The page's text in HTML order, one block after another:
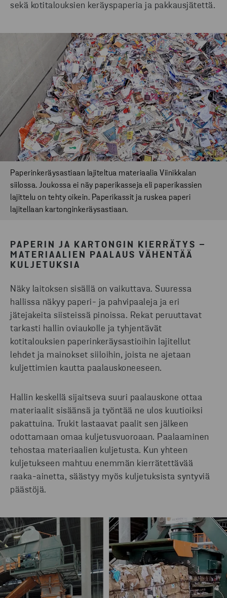
sekä kotitalouksien keräyspaperia ja pakkausjätettä.
Paperinkeräysastiaan lajiteltua materiaalia Viinikkalan
siilossa. Joukossa ei näy paperikasseja eli paperikassien
lajittelu on tehty oikein. Paperikassit ja ruskea paperi
lajitellaan kartonginkeräysastiaan.
PAPERIN JA KARTONGIN KIERRÄTYS –
MATERIAALIEN PAALAUS VÄHENTÄÄ
KULJETUKSIA
Näky laitoksen sisällä on vaikuttava. Suuressa
hallissa näkyy paperi- ja pahvipaaleja ja eri
jätejakeita siisteissä pinoissa. Rekat peruuttavat
tarkasti hallin oviaukolle ja tyhjentävät
kotitalouksien paperinkeräysastioihin lajitellut
lehdet ja mainokset siiloihin, joista ne ajetaan
kuljettimien kautta paalauskoneeseen.
Hallin keskellä sijaitseva suuri paalauskone ottaa
materiaalit sisäänsä ja työntää ne ulos kuutioiksi
pakattuina. Trukit lastaavat paalit sen jälkeen
odottamaan omaa kuljetusvuoroaan. Paalaaminen
tehostaa materiaalien kuljetusta. Kun yhteen
kuljetukseen mahtuu enemmän kierrätettävää
raaka-ainetta, säästyy myös kuljetuksista syntyviä
päästöjä.